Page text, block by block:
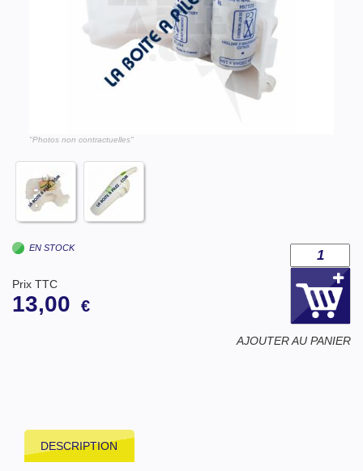
"Photos non contractuelles"
EN STOCK
Prix TTC
13,00 €
AJOUTER AU PANIER
DESCRIPTION